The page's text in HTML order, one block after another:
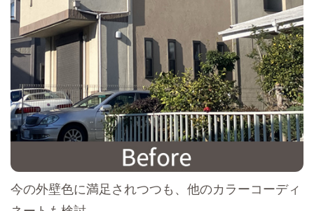
今の外壁色に満足されつつも、他のカラーコーディ